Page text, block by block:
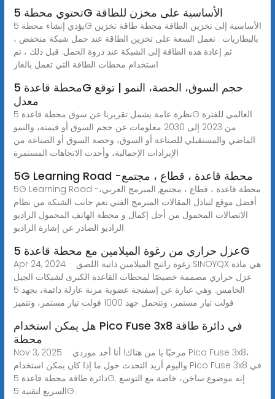
تحتوي محطة 5G الأساسية على مخزن للطاقة
يؤدي إنشاء محطة 5G الأساسية إلى تخزين الطاقة محطة طاقة تخزين
بالبطاريات . تعمل السعة على تخزين الطاقة عند حمل شبكة منخفض ،
ثم إعادة هذه الطاقة إلى الشبكة عند ذروة الحمل. قبل ذلك ، تم
استخدام محطات الطاقة التي تعمل بالغاز
محطة قاعدة 5G حجم السوق، الحصة، النمو | توقع
معدل
نظرة عامة يشمل تقريرنا عن سوق محطة قاعدة 5G العالمي للفترة
من 2023 إلى 2030 معلومات عن حجم السوق أو قيمته، والنمو
الماضي والمستقبلي للصناعة أو السوق، وحصة السوق أو الصناعة من
الإيرادات الإجمالية، وأحدث الاتجاهات المستمرة
5G Learning Road -محطة قاعدة ، قطاع ، مجتمع
5G Learning Road -محطة قاعدة ، قطاع ، مجتمع, المبرمج العربي،
أفضل موقع لتبادل المقالات المبرمج الفني.نعم جانب الشبكة من نظام
الاتصالات المحمول من أجل إكمال و محطة الهاتف المحمول الراديو
الراديو الصادر عن إشارة الراديو
عزل حراري من رغوة الميلامين مع محطة قاعدة 5G
Apr 24, 2024 · رغوة راتنج الميلامين ذاتية اللصق SINOYQX هي مادة
عزل حراري مصممة خصيصًا لمحطات القاعدة الكبرى لشبكات الجيل
الخامس. وهي عبارة عن إسفنجة عضوية مرنة عازلة دائمة، بجهد 5
فولت تيار مستمر، وتتحمل جهد 1000 فولت تيار مستمر، وتتميز
هل يمكن استخدام Pico Fuse 3x8 في دائرة طاقة
محطة
Nov 3, 2025 · مرحبًا يا من هناك! أنا أحد موردي Pico Fuse 3x8،
واليوم أريد التحدث حول ما إذا كان يمكن استخدام Pico Fuse 3x8 في
دائرة طاقة محطة قاعدة 5G. إنه موضوع ساخن، خاصة مع التوسع
السريع لتقنية 5G.